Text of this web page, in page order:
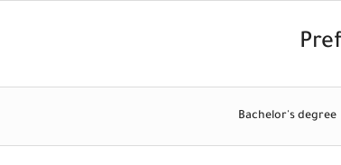
Bachelor's degree